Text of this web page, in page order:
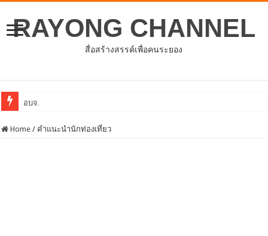
RAYONG CHANNEL
สื่อสร้างสรรค์เพื่อคนระยอง
อบจ.ระยองต้อนรับคณะจากตัวแทนศูนย์ธุรกิจจีน
Home / คำแนะนำนักท่องเที่ยว